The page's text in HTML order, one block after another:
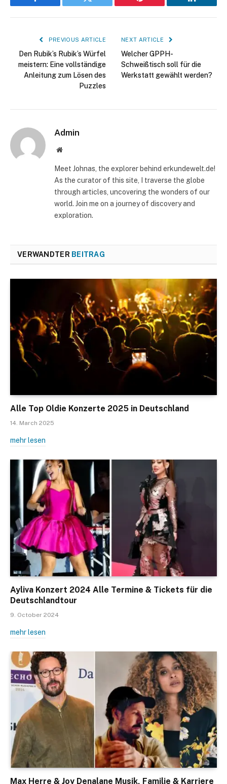
Facebook Twitter Pinterest LinkedIn
PREVIOUS ARTICLE
Den Rubik’s Rubik’s Würfel
meistern: Eine vollständige
Anleitung zum Lösen des
Puzzles
NEXT ARTICLE
Welcher GPPH-
Schweißtisch soll für die
Werkstatt gewählt werden?
Admin
Website
Meet Johnas, the explorer behind erkundewelt.de!
As the curator of this site, I traverse the globe
through articles, uncovering the wonders of our
world. Join me on a journey of discovery and
exploration.
VERWANDTER BEITRAG
Alle Top Oldie Konzerte 2025 in Deutschland
14. March 2025
mehr lesen
Ayliva Konzert 2024 Alle Termine & Tickets für die
Deutschlandtour
9. October 2024
mehr lesen
Max Herre & Joy Denalane Musik, Familie & Karriere